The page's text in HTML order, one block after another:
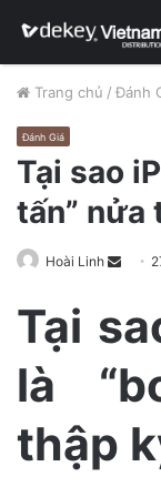
Trang chủ / Đánh
Đánh Giá
Tại sao
tấn” nửa
Hoài Linh
d
a
n
Tại
là
thập